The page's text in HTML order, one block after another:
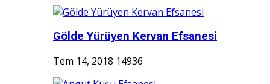
Gölde Yürüyen Kervan Efsanesi
Tem 14, 2018 14936